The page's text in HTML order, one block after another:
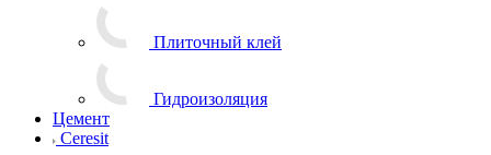
Плиточный клей
Гидроизоляция
Цемент
Ceresit